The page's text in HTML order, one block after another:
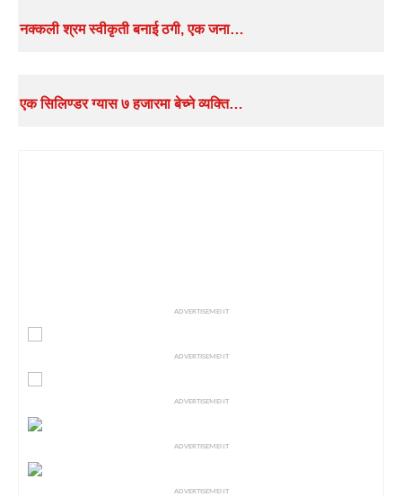
नक्कली श्रम स्वीकृती बनाई ठगी, एक जना…
एक सिलिण्डर ग्यास ७ हजारमा बेच्ने व्यक्ति…
ADVERTISEMENT
ADVERTISEMENT
ADVERTISEMENT
ADVERTISEMENT
ADVERTISEMENT